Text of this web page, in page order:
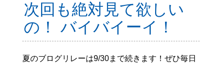
次回も絶対見て欲しい
の！ バイバイーイ！
夏のブログリレーは9/30まで続きます！ぜひ毎日